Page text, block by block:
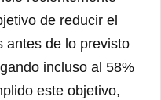
de reducir el
antes de lo previsto
incluso al 58%
este objetivo,